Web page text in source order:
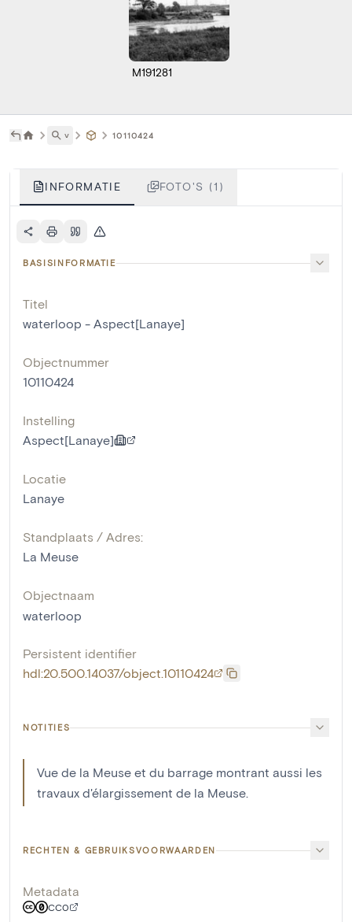
M191281
˅ 10110424
INFORMATIE FOTO'S (1)
BASISINFORMATIE
Titel
waterloop - Aspect[Lanaye]
Objectnummer
10110424
Instelling
Aspect[Lanaye]
Locatie
Lanaye
Standplaats / Adres:
La Meuse
Objectnaam
waterloop
Persistent identifier
hdl:20.500.14037/object.10110424
NOTITIES
Vue de la Meuse et du barrage montrant aussi les
travaux d'élargissement de la Meuse.
RECHTEN & GEBRUIKSVOORWAARDEN
Metadata
CC0